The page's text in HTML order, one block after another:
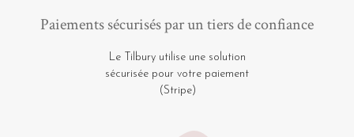
Paiements sécurisés par un tiers de confiance
Le Tilbury utilise une solution
sécurisée pour votre paiement
(Stripe)